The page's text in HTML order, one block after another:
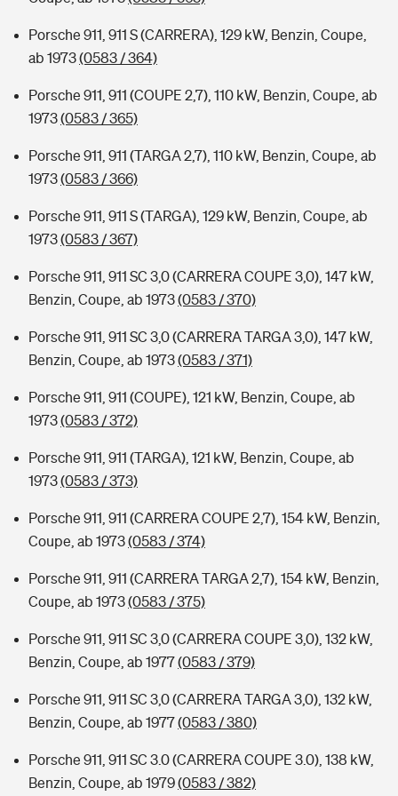
Porsche 911, 911 S (CARRERA), 129 kW, Benzin, Coupe,
ab 1973(0583 / 364)
Porsche 911, 911 (COUPE 2,7), 110 kW, Benzin, Coupe, ab
1973(0583 / 365)
Porsche 911, 911 (TARGA 2,7), 110 kW, Benzin, Coupe, ab
1973(0583 / 366)
Porsche 911, 911 S (TARGA), 129 kW, Benzin, Coupe, ab
1973(0583 / 367)
Porsche 911, 911 SC 3,0 (CARRERA COUPE 3,0), 147 kW,
Benzin, Coupe, ab 1973(0583 / 370)
Porsche 911, 911 SC 3,0 (CARRERA TARGA 3,0), 147 kW,
Benzin, Coupe, ab 1973(0583 / 371)
Porsche 911, 911 (COUPE), 121 kW, Benzin, Coupe, ab
1973(0583 / 372)
Porsche 911, 911 (TARGA), 121 kW, Benzin, Coupe, ab
1973(0583 / 373)
Porsche 911, 911 (CARRERA COUPE 2,7), 154 kW, Benzin,
Coupe, ab 1973(0583 / 374)
Porsche 911, 911 (CARRERA TARGA 2,7), 154 kW, Benzin,
Coupe, ab 1973(0583 / 375)
Porsche 911, 911 SC 3,0 (CARRERA COUPE 3,0), 132 kW,
Benzin, Coupe, ab 1977(0583 / 379)
Porsche 911, 911 SC 3,0 (CARRERA TARGA 3,0), 132 kW,
Benzin, Coupe, ab 1977(0583 / 380)
Porsche 911, 911 SC 3.0 (CARRERA COUPE 3.0), 138 kW,
Benzin, Coupe, ab 1979(0583 / 382)